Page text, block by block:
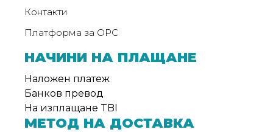
Контакти
Платформа за ОРС
НАЧИНИ НА ПЛАЩАНЕ
Наложен платеж
Банков превод
На изплащане TBI
МЕТОД НА ДОСТАВКА